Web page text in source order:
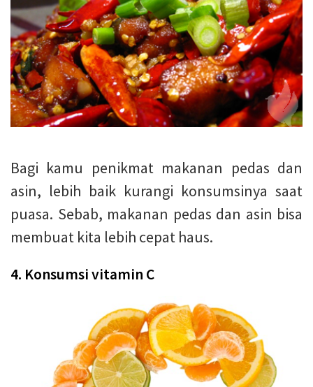
Bagi kamu penikmat makanan pedas dan
asin, lebih baik kurangi konsumsinya saat
puasa. Sebab, makanan pedas dan asin bisa
membuat kita lebih cepat haus.
4. Konsumsi vitamin C